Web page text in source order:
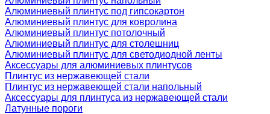
Алюминиевый плинтус под гипсокартон
Алюминиевый плинтус для ковролина
Алюминиевый плинтус потолочный
Алюминиевый плинтус для столешниц
Алюминиевый плинтус для светодиодной ленты
Аксессуары для алюминиевых плинтусов
Плинтус из нержавеющей стали
Плинтус из нержавеющей стали напольный
Аксессуары для плинтуса из нержавеющей стали
Латунные пороги